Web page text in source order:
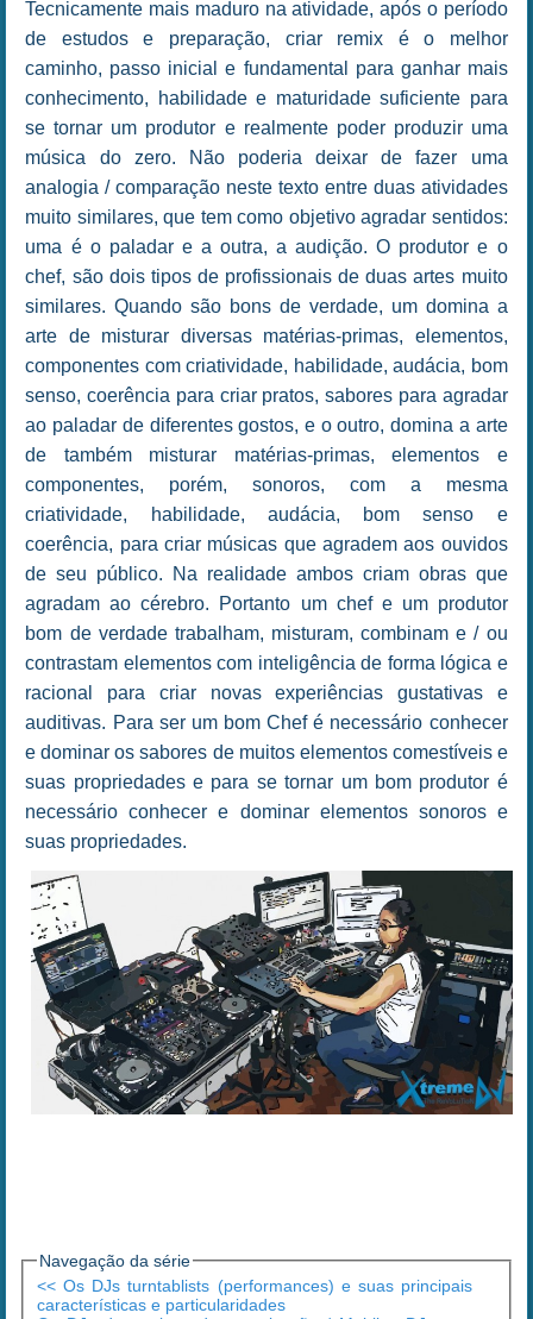
Tecnicamente mais maduro na atividade, após o período
de estudos e preparação, criar remix é o melhor
caminho, passo inicial e fundamental para ganhar mais
conhecimento, habilidade e maturidade suficiente para
se tornar um produtor e realmente poder produzir uma
música do zero. Não poderia deixar de fazer uma
analogia / comparação neste texto entre duas atividades
muito similares, que tem como objetivo agradar sentidos:
uma é o paladar e a outra, a audição. O produtor e o
chef, são dois tipos de profissionais de duas artes muito
similares. Quando são bons de verdade, um domina a
arte de misturar diversas matérias-primas, elementos,
componentes com criatividade, habilidade, audácia, bom
senso, coerência para criar pratos, sabores para agradar
ao paladar de diferentes gostos, e o outro, domina a arte
de também misturar matérias-primas, elementos e
componentes, porém, sonoros, com a mesma
criatividade, habilidade, audácia, bom senso e
coerência, para criar músicas que agradem aos ouvidos
de seu público. Na realidade ambos criam obras que
agradam ao cérebro. Portanto um chef e um produtor
bom de verdade trabalham, misturam, combinam e / ou
contrastam elementos com inteligência de forma lógica e
racional para criar novas experiências gustativas e
auditivas. Para ser um bom Chef é necessário conhecer
e dominar os sabores de muitos elementos comestíveis e
suas propriedades e para se tornar um bom produtor é
necessário conhecer e dominar elementos sonoros e
suas propriedades.
Navegação da série
<< Os DJs turntablists (performances) e suas principais
características e particularidades